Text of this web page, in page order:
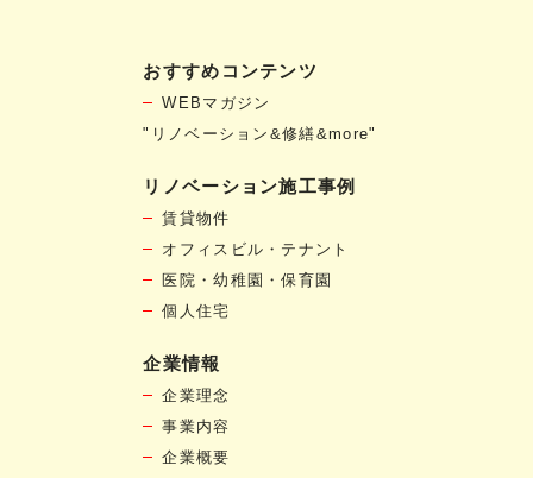
おすすめコンテンツ
WEBマガジン
"リノベーション&修繕&more"
リノベーション施工事例
賃貸物件
オフィスビル・テナント
医院・幼稚園・保育園
個人住宅
企業情報
企業理念
事業内容
企業概要